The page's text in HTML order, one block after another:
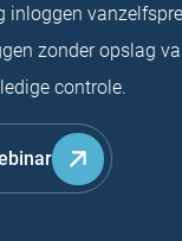
inloggen
zonder opslag
controle.